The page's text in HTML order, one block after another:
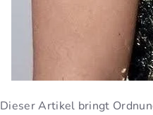
Dieser Artikel bringt